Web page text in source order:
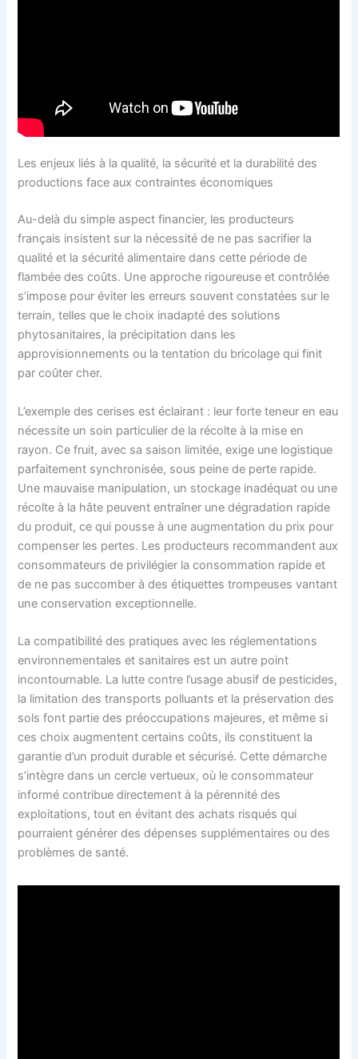
Les enjeux liés à la qualité, la sécurité et la durabilité des
productions face aux contraintes économiques
Au-delà du simple aspect financier, les producteurs
français insistent sur la nécessité de ne pas sacrifier la
qualité et la sécurité alimentaire dans cette période de
flambée des coûts. Une approche rigoureuse et contrôlée
s’impose pour éviter les erreurs souvent constatées sur le
terrain, telles que le choix inadapté des solutions
phytosanitaires, la précipitation dans les
approvisionnements ou la tentation du bricolage qui finit
par coûter cher.
L’exemple des cerises est éclairant : leur forte teneur en eau
nécessite un soin particulier de la récolte à la mise en
rayon. Ce fruit, avec sa saison limitée, exige une logistique
parfaitement synchronisée, sous peine de perte rapide.
Une mauvaise manipulation, un stockage inadéquat ou une
récolte à la hâte peuvent entraîner une dégradation rapide
du produit, ce qui pousse à une augmentation du prix pour
compenser les pertes. Les producteurs recommandent aux
consommateurs de privilégier la consommation rapide et
de ne pas succomber à des étiquettes trompeuses vantant
une conservation exceptionnelle.
La compatibilité des pratiques avec les réglementations
environnementales et sanitaires est un autre point
incontournable. La lutte contre l’usage abusif de pesticides,
la limitation des transports polluants et la préservation des
sols font partie des préoccupations majeures, et même si
ces choix augmentent certains coûts, ils constituent la
garantie d’un produit durable et sécurisé. Cette démarche
s’intègre dans un cercle vertueux, où le consommateur
informé contribue directement à la pérennité des
exploitations, tout en évitant des achats risqués qui
pourraient générer des dépenses supplémentaires ou des
problèmes de santé.